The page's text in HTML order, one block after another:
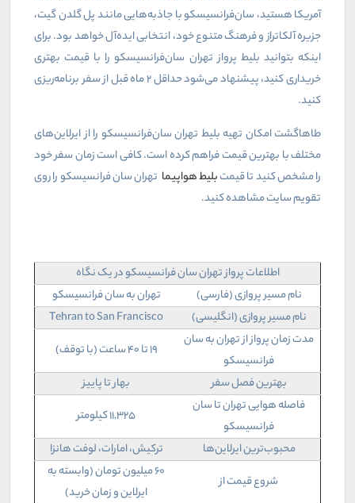
آمریکا هستید، سان‌فرانسیسکو با جاذبه‌هایی مانند پل گلدن گیت،
جزیره آلکاتراز و فرهنگ متنوع خود، انتخابی ایده‌آل خواهد بود. برای
اینکه بتوانید بلیط پرواز تهران سان‌فرانسیسکو را با قیمت بهتری
خریداری کنید، پیشنهاد می‌شود حداقل ۲ ماه قبل از سفر برنامه‌ریزی
کنید.
طاهاگشت امکان تهیه بلیط تهران سان‌فرانسیسکو را از ایرلاین‌های
مختلف با بهترین قیمت فراهم کرده است. کافی است زمان سفر خود
را مشخص کنید تا قیمتبلیط هواپیما تهران سان فرانسیسکو را روی
تقویم سایت مشاهده کنید.
اطلاعات پرواز تهران سان فرانسیسکو در یک نگاه
نام مسیر پروازی (فارسی)
تهران به سان فرانسیسکو
نام مسیر پروازی (انگلیسی)
Tehran to San Francisco
مدت زمان پرواز از تهران به سان
فرانسیسکو
19 تا 40 ساعت (با توقف)
بهترین فصل سفر
بهار تا پاییز
فاصله هوایی تهران تا سان
فرانسیسکو
11,325 کیلومتر
محبوب‌ترین ایرلاین‌ها
ترکیش، امارات، لوفت هانزا
شروع قیمت از
60 میلیون تومان (وابسته به
ایرلاین و زمان خرید)